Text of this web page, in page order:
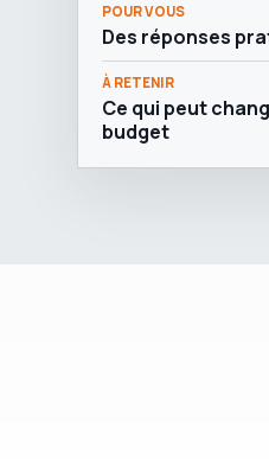
POUR VOUS
Des réponses
À RETENIR
Ce qui peut
budget